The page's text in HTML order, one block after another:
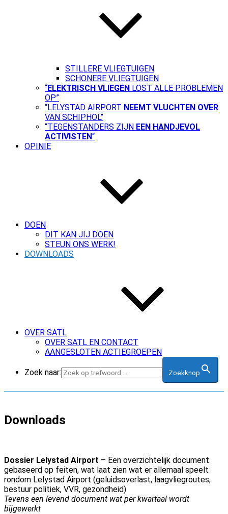
STILLERE VLIEGTUIGEN
SCHONERE VLIEGTUIGEN
“ELEKTRISCH VLIEGEN LOST ALLE PROBLEMEN
OP”
“LELYSTAD AIRPORT NEEMT VLUCHTEN OVER
VAN SCHIPHOL”
“TEGENSTANDERS ZIJN EEN HANDJEVOL
ACTIVISTEN“
OPINIE
DOEN
DIT KAN JIJ DOEN
STEUN ONS WERK!
DOWNLOADS
OVER SATL
OVER SATL EN CONTACT
AANGESLOTEN ACTIEGROEPEN
Zoek naar: Zoekknop
Downloads
Dossier Lelystad Airport – Een overzichtelijk document
gebaseerd op feiten, wat laat zien wat er allemaal speelt
rondom Lelystad Airport (geluidsoverlast, laagvliegroutes,
bestuur politiek, VVR, gezondheid)
Tevens een levend document wat per kwartaal wordt
bijgewerkt